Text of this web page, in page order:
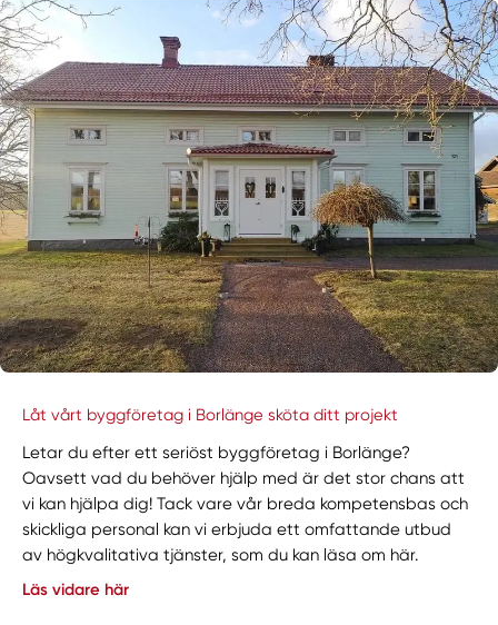
Låt vårt byggföretag i Borlänge sköta ditt projekt
Letar du efter ett seriöst byggföretag i Borlänge?
Oavsett vad du behöver hjälp med är det stor chans att
vi kan hjälpa dig! Tack vare vår breda kompetensbas och
skickliga personal kan vi erbjuda ett omfattande utbud
av högkvalitativa tjänster, som du kan läsa om här.
Läs vidare här